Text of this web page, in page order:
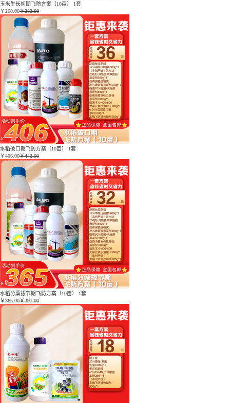
玉米生长初期飞防方案（10亩） 1套
￥260.00￥282.00
水稻破口期飞防方案（10亩） 1套
￥406.00￥442.00
水稻分蘖拔节期飞防方案（10亩） 1套
￥365.00￥397.00